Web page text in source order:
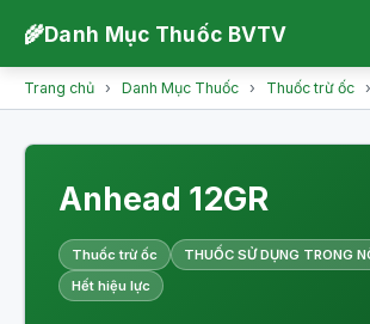
🌾Danh Mục Thuốc BVTV
Trang chủ › Danh Mục Thuốc › Thuốc trừ ốc ›
Anhead 12GR
Thuốc trừ ốc
THUỐC SỬ DỤNG TRONG
Hết hiệu lực